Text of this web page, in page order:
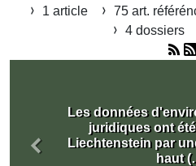
1 article 75 art.
4 dossiers
Les données
juridiques ont
Liechtenstein par
haut
Précédent